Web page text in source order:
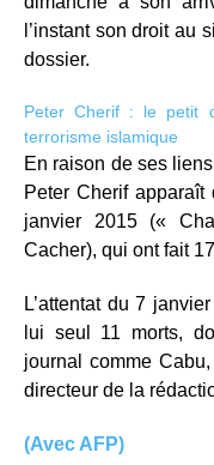
l’instant son droit au
dossier.
Peter Cherif : le petit
terrorisme islamique
En raison de ses
Peter Cherif apparaît
janvier 2015 («
Cacher), qui ont fait
L’attentat du 7
lui seul 11 morts,
journal comme
directeur de la
(Avec AFP)